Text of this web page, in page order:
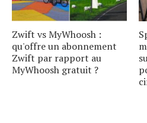
Zwift vs MyWhoosh :
qu'offre un abonnement
Zwift par rapport au
MyWhoosh gratuit ?